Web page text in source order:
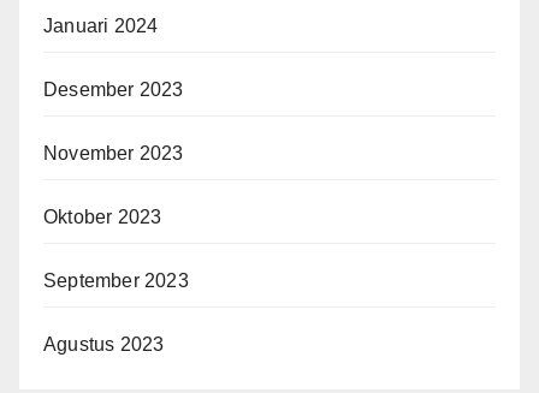
Januari 2024
Desember 2023
November 2023
Oktober 2023
September 2023
Agustus 2023